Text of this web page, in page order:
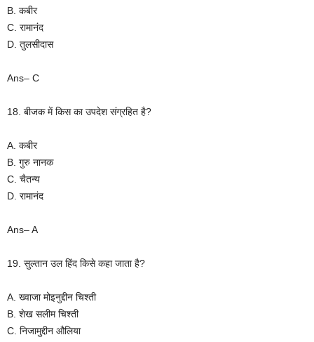
B. कबीर
C. रामानंद
D. तुलसीदास
Ans– C
18. बीजक में किस का उपदेश संग्रहित है?
A. कबीर
B. गुरु नानक
C. चैतन्य
D. रामानंद
Ans– A
19. सुल्तान उल हिंद किसे कहा जाता है?
A. ख्वाजा मोइनुद्दीन चिश्ती
B. शेख सलीम चिश्ती
C. निजामुद्दीन औलिया